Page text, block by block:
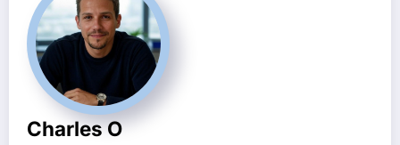
Charles O